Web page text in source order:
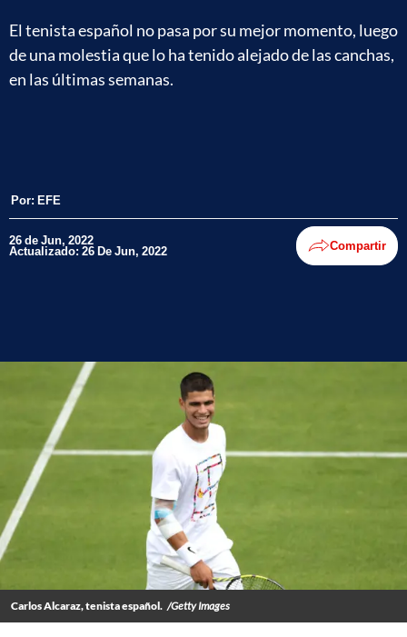
El tenista español no pasa por su mejor momento, luego
de una molestia que lo ha tenido alejado de las canchas,
en las últimas semanas.
Por: EFE
26 de Jun, 2022
Actualizado: 26 De Jun, 2022 Compartir
Carlos Alcaraz, tenista español. /Getty Images